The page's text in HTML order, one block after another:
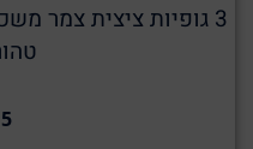
טהור
₪